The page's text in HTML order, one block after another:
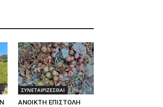
ΣΥΝΕΤΑΙΡΙΖΕΣΘΑΙ
ΑΝΟΙΚΤΗ ΕΠΙΣΤΟΛΗ